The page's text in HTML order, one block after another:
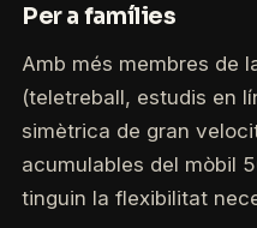
Per a famílies
Amb més membres de
(teletreball, estudis en
simètrica de gran
acumulables del mòbil
tinguin la flexibilitat